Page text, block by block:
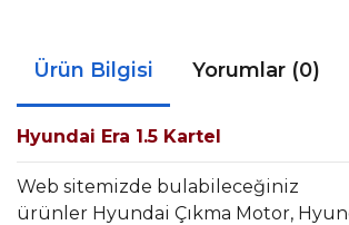
Ürün Bilgisi Yorumlar (0)
Hyundai Era 1.5 Kartel
Web sitemizde bulabileceğiniz
ürünler Hyundai Çıkma Motor,